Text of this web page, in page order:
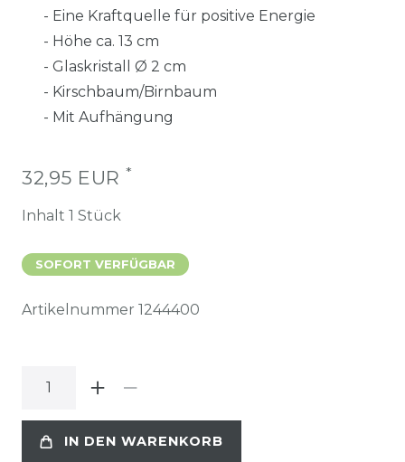
- Eine Kraftquelle für positive Energie
- Höhe ca. 13 cm
- Glaskristall Ø 2 cm
- Kirschbaum/Birnbaum
- Mit Aufhängung
32,95 EUR *
Inhalt 1 Stück
SOFORT VERFÜGBAR
Artikelnummer 1244400
IN DEN WARENKORB